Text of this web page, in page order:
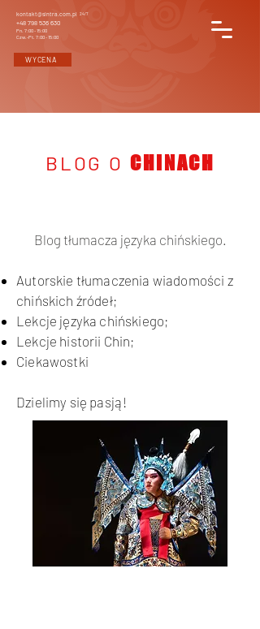
kontakt@sintra.com.pl 24/7
+48 798 536 630
Pn. 7:00 - 15:00
Czw.-Pt. 7:00 - 15:00
WYCENA
BLOG O CHINACH
Blog tłumacza języka chińskiego.
Autorskie tłumaczenia wiadomości z
chińskich źródeł;
Lekcje języka chińskiego;
Lekcje historii Chin;
Ciekawostki
Dzielimy się pasją!